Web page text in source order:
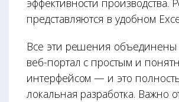
эффективности производства.
представляются в удобном
Все эти решения
веб-портал с простым и
интерфейсом — и это
локальная разработка. Важно